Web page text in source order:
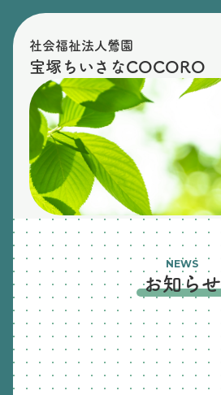
社会福祉法人鶯園
宝塚ちいさなCOCORO
NEWS
お知らせ